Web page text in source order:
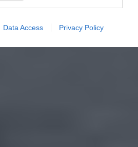
Data Access Privacy Policy